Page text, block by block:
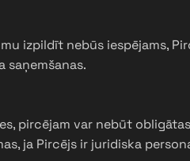
izpildīt nebūs iespējams,
saņemšanas.
pircējam var nebūt
ja Pircējs ir juridiska